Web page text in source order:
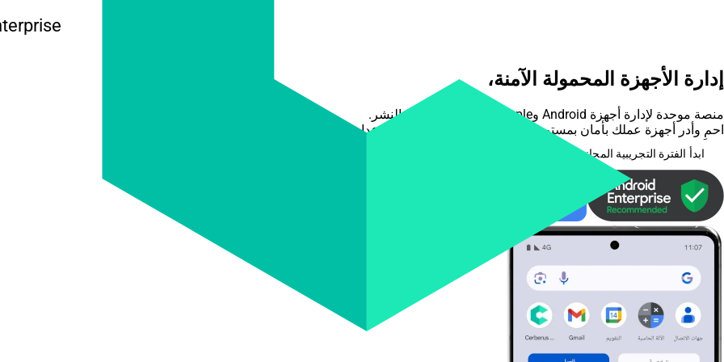
إدارة الأجهزة المحمولة الآمنة، بكل بساطة
منصة موحدة لإدارة أجهزة Android وApple، تدعم جميع نماذج النشر.
احمِ وأدر أجهزة عملك بأمان بمستوى المؤسسات، مع سهولة في الإعداد والاستخدام.
ابدأ الفترة التجريبية المجانية